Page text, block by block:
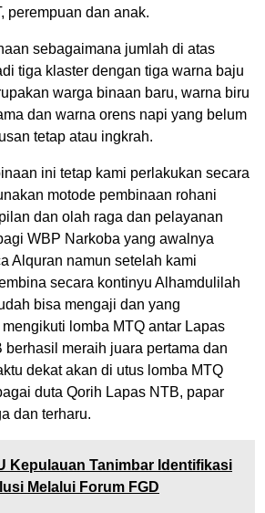
perempuan dan anak.
sebagaimana jumlah di atas
tiga klaster dengan tiga warna baju
warga binaan baru, warna biru
dan warna orens napi yang belum
tetap atau ingkrah.
ini tetap kami perlakukan secara
motode pembinaan rohani
dan olah raga dan pelayanan
WBP Narkoba yang awalnya
Alquran namun setelah kami
secara kontinyu Alhamdulilah
bisa mengaji dan yang
lomba MTQ antar Lapas
meraih juara pertama dan
dekat akan di utus lomba MTQ
duta Qorih Lapas NTB, papar
dan terharu.
Kepulauan Tanimbar Identifikasi
Melalui Forum FGD